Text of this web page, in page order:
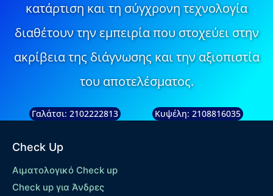
κατάρτιση και τη σύγχρονη τεχνολογία
διαθέτουν την εμπειρία που στοχεύει στην
ακρίβεια της διάγνωσης και την αξιοπιστία
του αποτελέσματος.
Γαλάτσι: 2102222813 Κυψέλη: 2108816035
Check Up
Αιματολογικό Check up
Check up για Άνδρες